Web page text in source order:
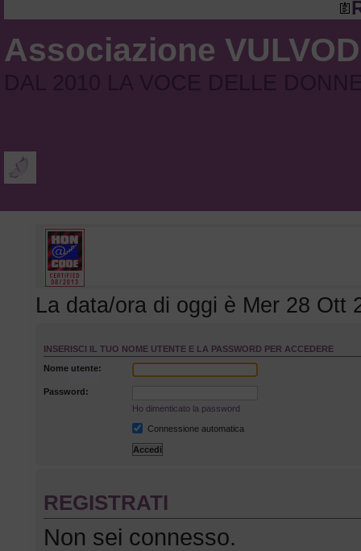
Associazione
La data/ora di oggi è Mer 28 Ott
INSERISCI IL TUO NOME UTENTE E LA PASSWORD PER ACCEDERE
Nome utente:
Password:
Ho dimenticato la password
Connessione automatica
REGISTRATI
Non sei connesso.